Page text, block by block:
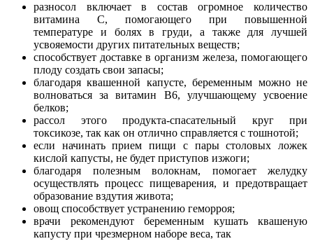
разносол включает в состав огромное количество
витамина С, помогающего при повышенной
температуре и болях в груди, а также для лучшей
усвояемости других питательных веществ;
способствует доставке в организм железа, помогающего
плоду создать свои запасы;
благодаря квашенной капусте, беременным можно не
волноваться за витамин В6, улучшающему усвоение
белков;
рассол этого продукта-спасательный круг при
токсикозе, так как он отлично справляется с тошнотой;
если начинать прием пищи с пары столовых ложек
кислой капусты, не будет приступов изжоги;
благодаря полезным волокнам, помогает желудку
осуществлять процесс пищеварения, и предотвращает
образование вздутия живота;
овощ способствует устранению геморроя;
врачи рекомендуют беременным кушать квашеную
капусту при чрезмерном наборе веса, так